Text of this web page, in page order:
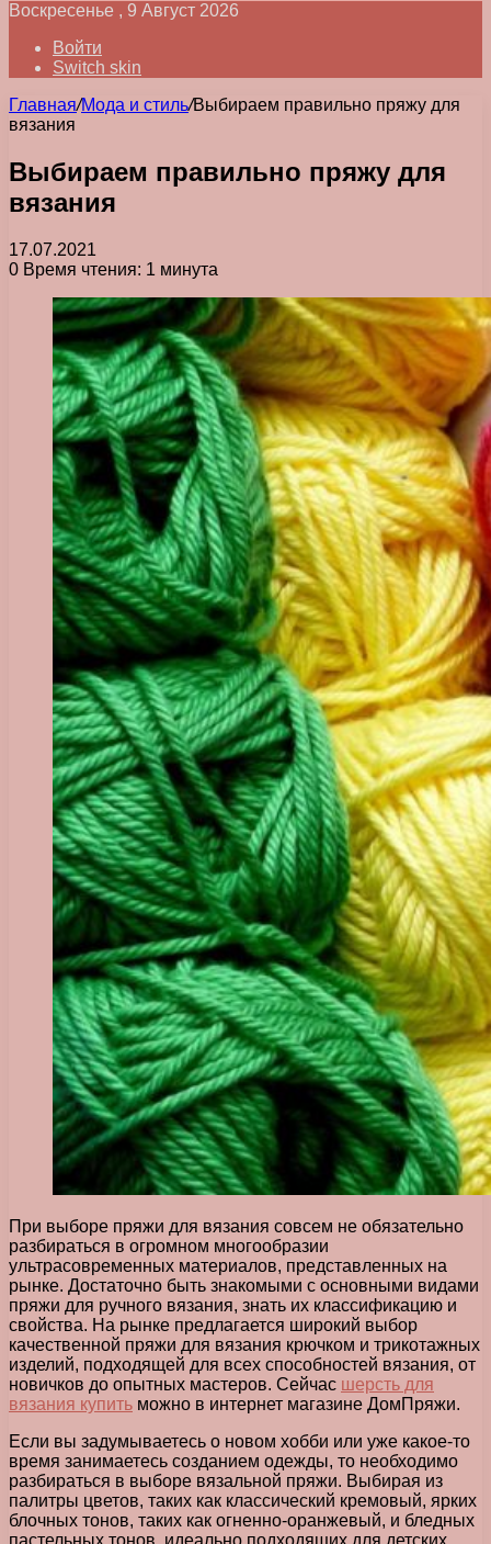
Воскресенье , 9 Август 2026
Войти
Switch skin
Главная/Мода и стиль/Выбираем правильно пряжу для
вязания
Выбираем правильно пряжу для
вязания
17.07.2021
0 Время чтения: 1 минута
При выборе пряжи для вязания совсем не обязательно
разбираться в огромном многообразии
ультрасовременных материалов, представленных на
рынке. Достаточно быть знакомыми с основными видами
пряжи для ручного вязания, знать их классификацию и
свойства. На рынке предлагается широкий выбор
качественной пряжи для вязания крючком и трикотажных
изделий, подходящей для всех способностей вязания, от
новичков до опытных мастеров. Сейчас шерсть для
вязания купить можно в интернет магазине ДомПряжи.
Если вы задумываетесь о новом хобби или уже какое-то
время занимаетесь созданием одежды, то необходимо
разбираться в выборе вязальной пряжи. Выбирая из
палитры цветов, таких как классический кремовый, ярких
блочных тонов, таких как огненно-оранжевый, и бледных
пастельных тонов, идеально подходящих для детских